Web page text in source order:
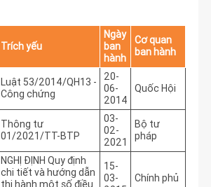
Trích yếu
Ngày
ban
hành
Cơ quan
ban hành
Luật 53/2014/QH13 -
Công chứng
20-
06-
2014
Quốc Hội
Thông tư
01/2021/TT-BTP
03-
02-
2021
Bộ tư
pháp
NGHỊ ĐỊNH Quy định
chi tiết và hướng dẫn
thi hành một số điều
15-
03-
Chính phủ